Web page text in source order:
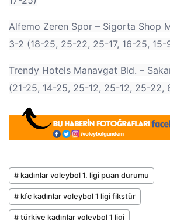
Alfemo Zeren Spor – Sigorta Shop
3-2 (18-25, 25-22, 25-17, 16-25, 15-
Trendy Hotels Manavgat Bld. –
(21-25, 14-25, 25-12, 25-12, 25-22,
# kadınlar voleybol 1. ligi puan durumu
# kfc kadınlar voleybol 1 ligi fikstür
# türkiye kadınlar voleybol 1 ligi